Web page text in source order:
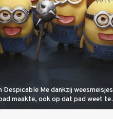
Despicable Me dankzij weesmeisjes
maakte, ook op dat pad weet te